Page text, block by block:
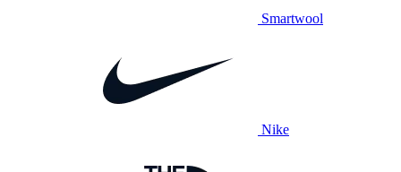
Smartwool
Nike